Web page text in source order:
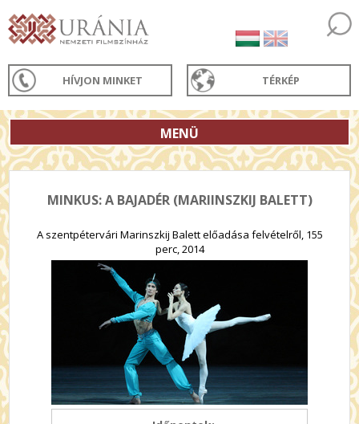
HÍVJON MINKET TÉRKÉP
MENÜ
MINKUS: A BAJADÉR (MARIINSZKIJ BALETT)
A szentpétervári Marinszkij Balett előadása felvételről, 155
perc, 2014